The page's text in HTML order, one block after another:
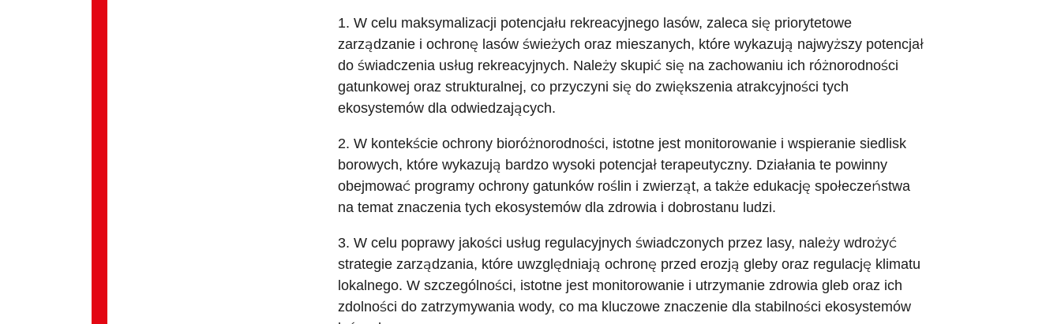
1. W celu maksymalizacji potencjału rekreacyjnego lasów, zaleca się priorytetowe
zarządzanie i ochronę lasów świeżych oraz mieszanych, które wykazują najwyższy potencjał
do świadczenia usług rekreacyjnych. Należy skupić się na zachowaniu ich różnorodności
gatunkowej oraz strukturalnej, co przyczyni się do zwiększenia atrakcyjności tych
ekosystemów dla odwiedzających.
2. W kontekście ochrony bioróżnorodności, istotne jest monitorowanie i wspieranie siedlisk
borowych, które wykazują bardzo wysoki potencjał terapeutyczny. Działania te powinny
obejmować programy ochrony gatunków roślin i zwierząt, a także edukację społeczeństwa
na temat znaczenia tych ekosystemów dla zdrowia i dobrostanu ludzi.
3. W celu poprawy jakości usług regulacyjnych świadczonych przez lasy, należy wdrożyć
strategie zarządzania, które uwzględniają ochronę przed erozją gleby oraz regulację klimatu
lokalnego. W szczególności, istotne jest monitorowanie i utrzymanie zdrowia gleb oraz ich
zdolności do zatrzymywania wody, co ma kluczowe znaczenie dla stabilności ekosystemów